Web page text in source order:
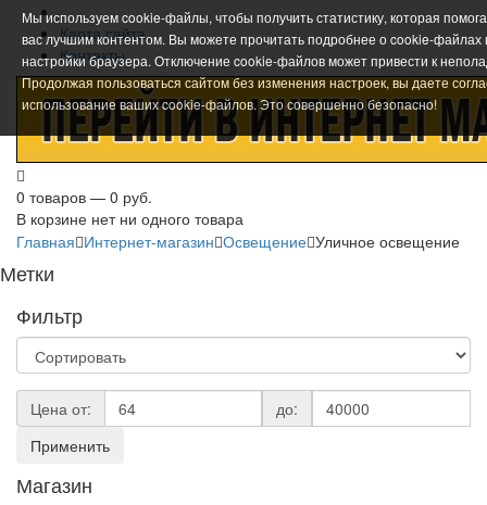
Карта сайта
Контакты
0 товаров — 0 руб.
В корзине нет ни одного товара
Главная Интернет-магазин Освещение Уличное освещение
Метки
Фильтр
Цена от:
до:
Применить
Магазин
Мы используем cookie-файлы, чтобы получить статистику, которая
вас лучшим контентом. Вы можете прочитать подробнее о cookie-файлах
настройки браузера. Отключение cookie-файлов может привести к
Продолжая пользоваться сайтом без изменения настроек, вы даете
использование ваших cookie-файлов. Это совершенно безопасно!